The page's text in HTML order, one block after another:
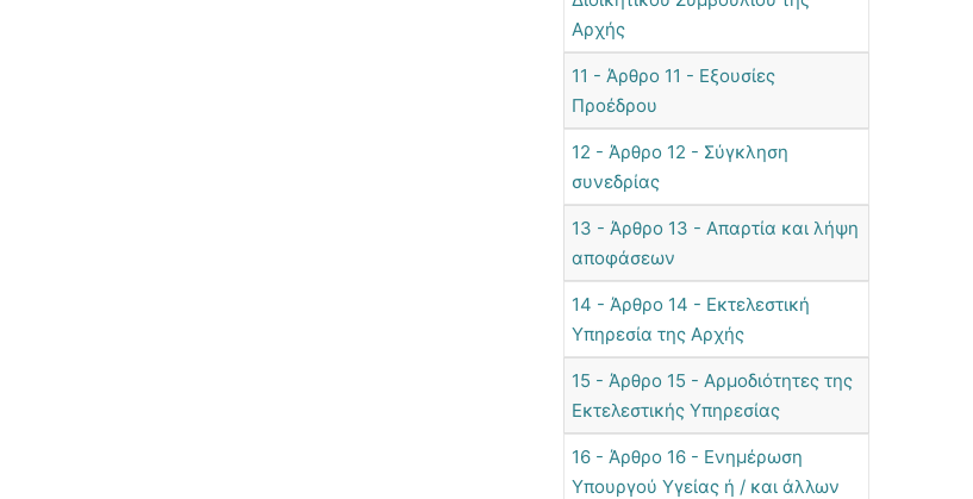
Αρχής
11 - Άρθρο 11 - Εξουσίες
Προέδρου
12 - Άρθρο 12 - Σύγκληση
συνεδρίας
13 - Άρθρο 13 - Απαρτία και λήψη
αποφάσεων
14 - Άρθρο 14 - Εκτελεστική
Υπηρεσία της Αρχής
15 - Άρθρο 15 - Αρμοδιότητες της
Εκτελεστικής Υπηρεσίας
16 - Άρθρο 16 - Ενημέρωση
Υπουργού Υγείας ή / και άλλων